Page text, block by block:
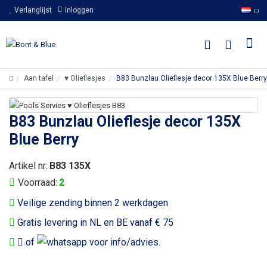
Verlanglijst Inloggen
Aan tafel ♥ Olieflesjes B83 Bunzlau Olieflesje decor 135X Blue Berry
B83 Bunzlau Olieflesje decor 135X
Blue Berry
Veilige zending binnen 2 werkdagen
Gratis levering in NL en BE vanaf € 75
of
voor info/advies.
Voorraad: 2
Artikel nr: B83 135X